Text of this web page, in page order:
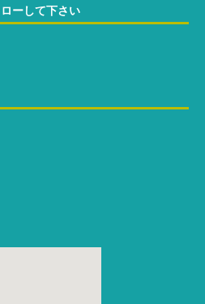
りお届けする
番組。お楽し
ーして下さい